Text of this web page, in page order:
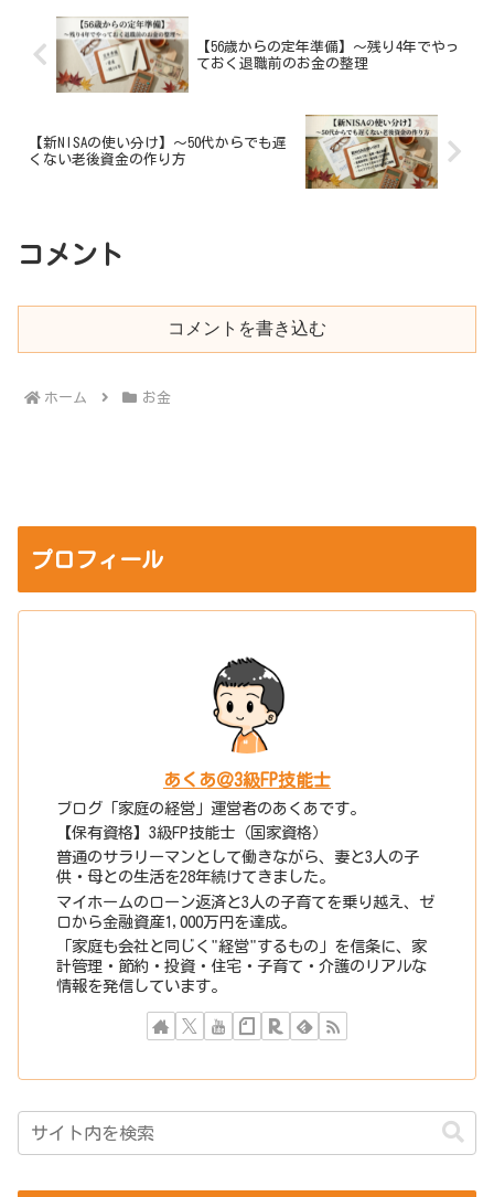
【56歳からの定年準備】～残り4年でやっ
ておく退職前のお金の整理
【新NISAの使い分け】～50代からでも遅
くない老後資金の作り方
コメント
コメントを書き込む
ホーム お金
プロフィール
あくあ＠3級FP技能士
ブログ「家庭の経営」運営者のあくあです。
【保有資格】3級FP技能士（国家資格）
普通のサラリーマンとして働きながら、妻と3人の子
供・母との生活を28年続けてきました。
マイホームのローン返済と3人の子育てを乗り越え、ゼ
ロから金融資産1,000万円を達成。
「家庭も会社と同じく"経営"するもの」を信条に、家
計管理・節約・投資・住宅・子育て・介護のリアルな
情報を発信しています。